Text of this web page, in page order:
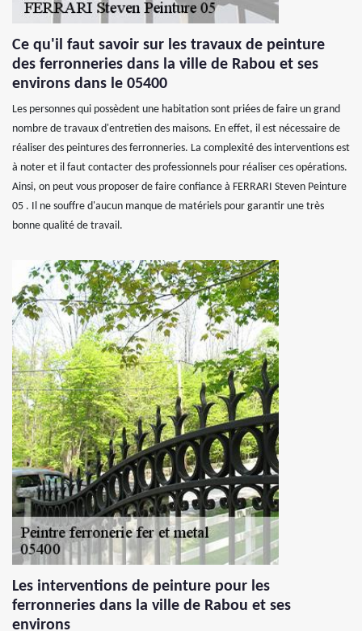
Ce qu'il faut savoir sur les travaux de peinture
des ferronneries dans la ville de Rabou et ses
environs dans le 05400
Les personnes qui possèdent une habitation sont priées de faire un grand
nombre de travaux d'entretien des maisons. En effet, il est nécessaire de
réaliser des peintures des ferronneries. La complexité des interventions est
à noter et il faut contacter des professionnels pour réaliser ces opérations.
Ainsi, on peut vous proposer de faire confiance à FERRARI Steven Peinture
05 . Il ne souffre d'aucun manque de matériels pour garantir une très
bonne qualité de travail.
Les interventions de peinture pour les
ferronneries dans la ville de Rabou et ses
environs